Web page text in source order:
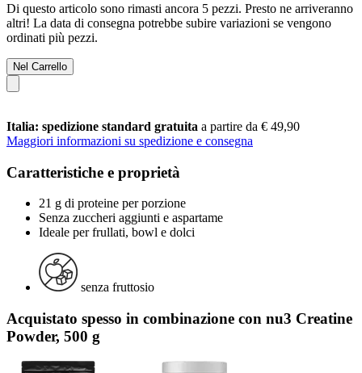
Di questo articolo sono rimasti ancora 5 pezzi. Presto ne arriveranno
altri! La data di consegna potrebbe subire variazioni se vengono
ordinati più pezzi.
Nel Carrello
Italia: spedizione standard gratuita a partire da € 49,90
Maggiori informazioni su spedizione e consegna
Caratteristiche e proprietà
21 g di proteine per porzione
Senza zuccheri aggiunti e aspartame
Ideale per frullati, bowl e dolci
senza fruttosio
Acquistato spesso in combinazione con nu3 Creatine
Powder, 500 g